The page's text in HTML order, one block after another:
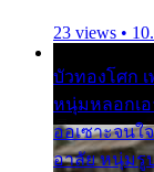
23 views •
บัวทองโศก
หนุ่มหลอกเอ
ออเซาะจนใ
อาลัย หนุ่มรู